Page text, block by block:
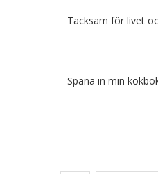
Tacksam för livet
Spana in min